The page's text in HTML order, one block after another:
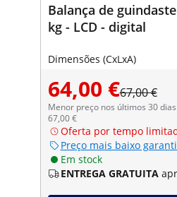
Balança de
kg - LCD - digital
Dimensões (CxLxA)
64,00 €67,00 €
Menor preço nos últimos 30
67,00 €
Oferta por tempo
Preço mais baixo
Em stock
ENTREGA GRATUITA